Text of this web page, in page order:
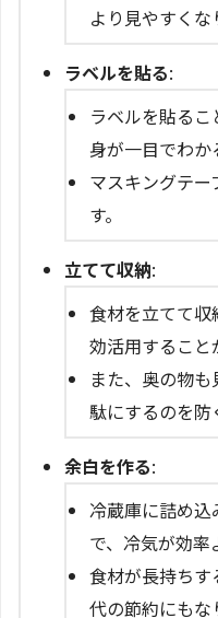
より見やすくな
ラベルを貼る:
ラベルを貼る
身が一目でわか
マスキングテ
す。
立てて収納:
食材を立てて収
効活用すること
また、奥の物
駄にするのを防
余白を作る:
冷蔵庫に詰め込
で、冷気が効率
食材が長持ち
代の節約にもな